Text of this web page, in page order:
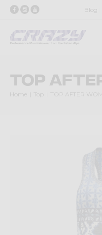
Blog
TOP
Home Top TOP AFTER